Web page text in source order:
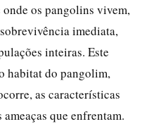
onde os pangolins vivem,
imediata,
inteiras. Este
habitat do pangolim,
as características
que enfrentam.